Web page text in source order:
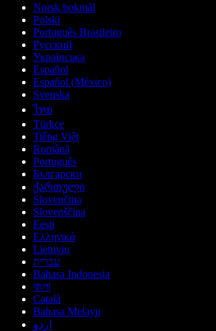
Norsk bokmål
Polski
Português Brasileiro
Русский
Українська
Español
Español (México)
Svenska
ไทย
Türkçe
Tiếng Việt
Română
Português
Български
ქართული
Slovenčina
Slovenščina
Eesti
Ελληνικά
Lietuvių
עברית
Bahasa Indonesia
বাংলা
Català
Bahasa Melayu
اردو